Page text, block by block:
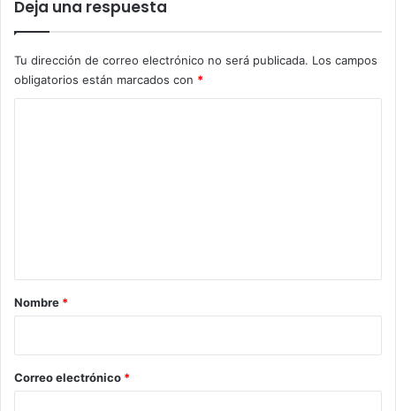
Deja una respuesta
Tu dirección de correo electrónico no será publicada. Los campos
obligatorios están marcados con *
r
*
Nombre *
Correo electrónico *